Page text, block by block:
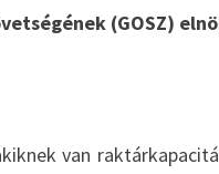
(GOSZ)
van